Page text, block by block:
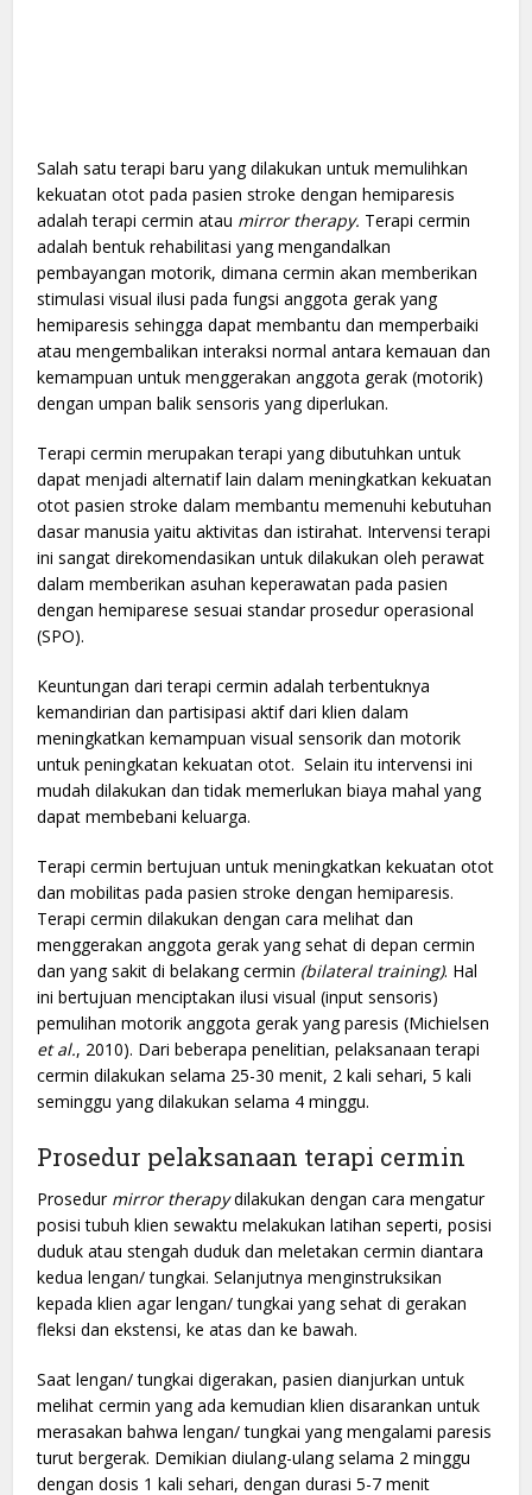
Salah satu terapi baru yang dilakukan untuk memulihkan
kekuatan otot pada pasien stroke dengan hemiparesis
adalah terapi cermin atau mirror therapy. Terapi cermin
adalah bentuk rehabilitasi yang mengandalkan
pembayangan motorik, dimana cermin akan memberikan
stimulasi visual ilusi pada fungsi anggota gerak yang
hemiparesis sehingga dapat membantu dan memperbaiki
atau mengembalikan interaksi normal antara kemauan dan
kemampuan untuk menggerakan anggota gerak (motorik)
dengan umpan balik sensoris yang diperlukan.
Terapi cermin merupakan terapi yang dibutuhkan untuk
dapat menjadi alternatif lain dalam meningkatkan kekuatan
otot pasien stroke dalam membantu memenuhi kebutuhan
dasar manusia yaitu aktivitas dan istirahat. Intervensi terapi
ini sangat direkomendasikan untuk dilakukan oleh perawat
dalam memberikan asuhan keperawatan pada pasien
dengan hemiparese sesuai standar prosedur operasional
(SPO).
Keuntungan dari terapi cermin adalah terbentuknya
kemandirian dan partisipasi aktif dari klien dalam
meningkatkan kemampuan visual sensorik dan motorik
untuk peningkatan kekuatan otot. Selain itu intervensi ini
mudah dilakukan dan tidak memerlukan biaya mahal yang
dapat membebani keluarga.
Terapi cermin bertujuan untuk meningkatkan kekuatan otot
dan mobilitas pada pasien stroke dengan hemiparesis.
Terapi cermin dilakukan dengan cara melihat dan
menggerakan anggota gerak yang sehat di depan cermin
dan yang sakit di belakang cermin (bilateral training). Hal
ini bertujuan menciptakan ilusi visual (input sensoris)
pemulihan motorik anggota gerak yang paresis (Michielsen
et al., 2010). Dari beberapa penelitian, pelaksanaan terapi
cermin dilakukan selama 25-30 menit, 2 kali sehari, 5 kali
seminggu yang dilakukan selama 4 minggu.
Prosedur pelaksanaan terapi cermin
Prosedur mirror therapydilakukan dengan cara mengatur
posisi tubuh klien sewaktu melakukan latihan seperti, posisi
duduk atau stengah duduk dan meletakan cermin diantara
kedua lengan/ tungkai. Selanjutnya menginstruksikan
kepada klien agar lengan/ tungkai yang sehat di gerakan
fleksi dan ekstensi, ke atas dan ke bawah.
Saat lengan/ tungkai digerakan, pasien dianjurkan untuk
melihat cermin yang ada kemudian klien disarankan untuk
merasakan bahwa lengan/ tungkai yang mengalami paresis
turut bergerak. Demikian diulang-ulang selama 2 minggu
dengan dosis 1 kali sehari, dengan durasi 5-7 menit